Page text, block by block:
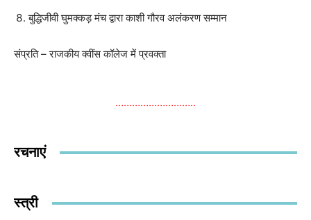
बुद्धिजीवी घुमक्कड़ मंच द्वारा काशी गौरव अलंकरण सम्मान
संप्रति – राजकीय क्वींस कॉलेज में प्रवक्ता
………………………..
रचनाएं
स्त्री